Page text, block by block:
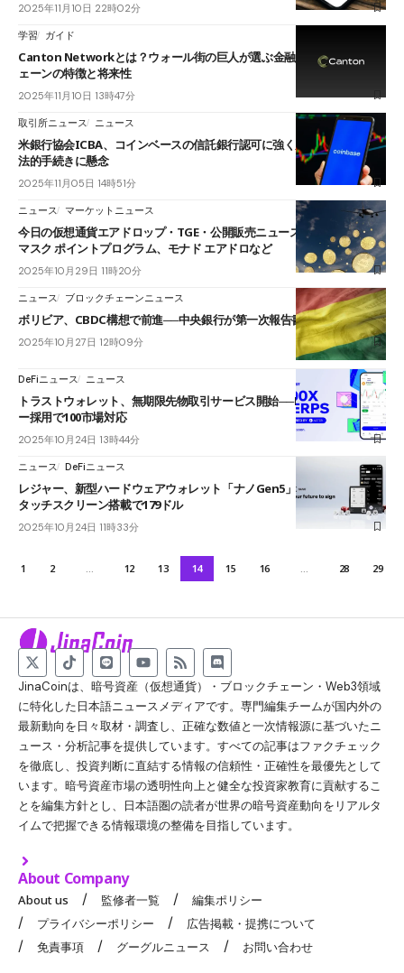
2025年11月10日 22時02分
学習 ガイド
Canton Networkとは？ウォール街の巨人が選ぶ金融特化ブロックチ
ェーンの特徴と将来性
2025年11月10日 13時47分
取引所ニュース ニュース
米銀行協会ICBA、コインベースの信託銀行認可に強く反発──安全性や
法的手続きに懸念
2025年11月05日 14時51分
ニュース マーケットニュース
今日の仮想通貨エアドロップ・TGE・公開販売ニュース 10月29日｜メタ
マスク ポイントプログラム、モナド エアドロなど
2025年10月29日 11時20分
ニュース ブロックチェーンニュース
ボリビア、CBDC構想で前進──中央銀行が第一次報告書を発表
2025年10月27日 12時09分
DeFiニュース ニュース
トラストウォレット、無期限先物取引サービス開始──PerpDEX アスタ
ー採用で100市場対応
2025年10月24日 13時44分
ニュース DeFiニュース
レジャー、新型ハードウェアウォレット「ナノGen5」発表──セキュア
タッチスクリーン搭載で179ドル
2025年10月24日 11時33分
1 2 12 13 14 15 16 28 29
JinaCoinは、暗号資産（仮想通貨）・ブロックチェーン・Web3領域
に特化した日本語ニュースメディアです。専門編集チームが国内外の
最新動向を日々取材・調査し、正確な数値と一次情報源に基づいたニ
ュース・分析記事を提供しています。すべての記事はファクチェック
を徹底し、投資判断に直結する情報の信頼性・正確性を最優先として
います。暗号資産市場の透明性向上と健全な投資家教育に貢献するこ
とを編集方針とし、日本語圏の読者が世界の暗号資産動向をリアルタ
イムで把握できる情報環境の整備を目指しています。
About Company
About us 監修者一覧
編集ポリシー
プライバシーポリシー
広告掲載・提携について
免責事項
グーグルニュース お問い合わせ